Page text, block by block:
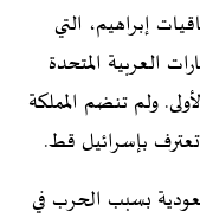
إبراهيم، التي
العربية المتحدة
ولم تنضم المملكة
بسبب الحرب في